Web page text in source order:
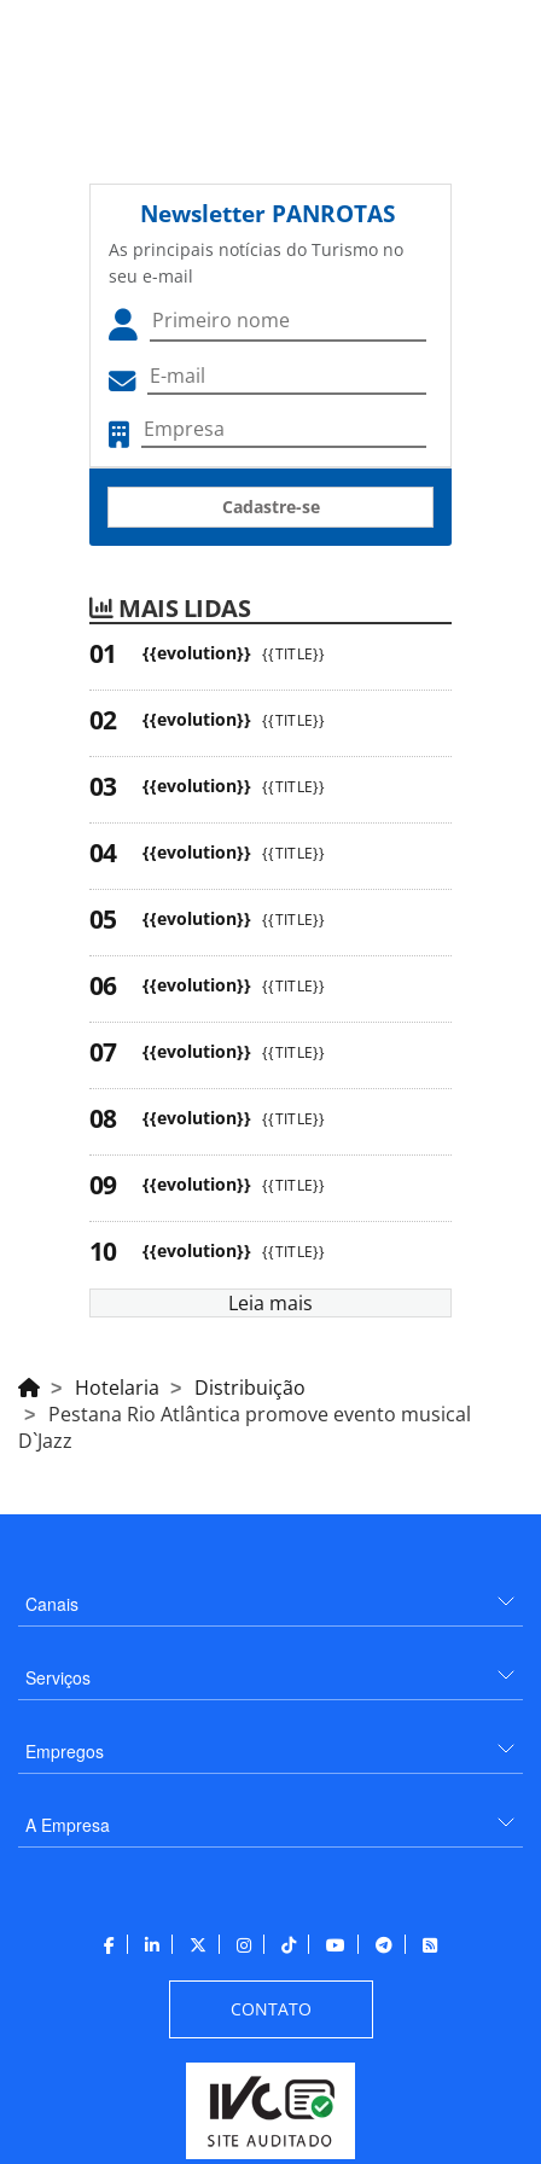
Newsletter PANROTAS
As principais notícias do Turismo no
seu e-mail
Cadastre-se
MAIS LIDAS
{{evolution}} {{TITLE}}
{{evolution}} {{TITLE}}
{{evolution}} {{TITLE}}
{{evolution}} {{TITLE}}
{{evolution}} {{TITLE}}
{{evolution}} {{TITLE}}
{{evolution}} {{TITLE}}
{{evolution}} {{TITLE}}
{{evolution}} {{TITLE}}
{{evolution}} {{TITLE}}
Leia mais
Hotelaria
Distribuição
Pestana Rio Atlântica promove evento musical
D`Jazz
Canais
Serviços
Empregos
A Empresa
CONTATO